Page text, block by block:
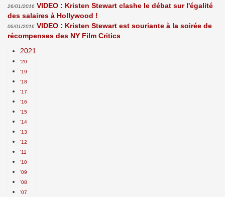
26/01/2016 VIDEO : Kristen Stewart clashe le débat sur l'égalité
des salaires à Hollywood !
06/01/2016 VIDEO : Kristen Stewart est souriante à la soirée de
récompenses des NY Film Critics
2021
'20
'19
'18
'17
'16
'15
'14
'13
'12
'11
'10
'09
'08
'07